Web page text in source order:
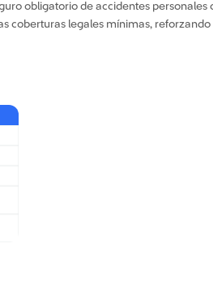
obligatorio de accidentes personales
coberturas legales mínimas, reforzando